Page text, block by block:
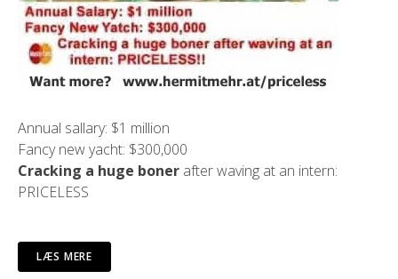
Annual sallary: $1 million
Fancy new yacht: $300,000
Cracking a huge boner after waving at an intern:
PRICELESS
LÆS MERE